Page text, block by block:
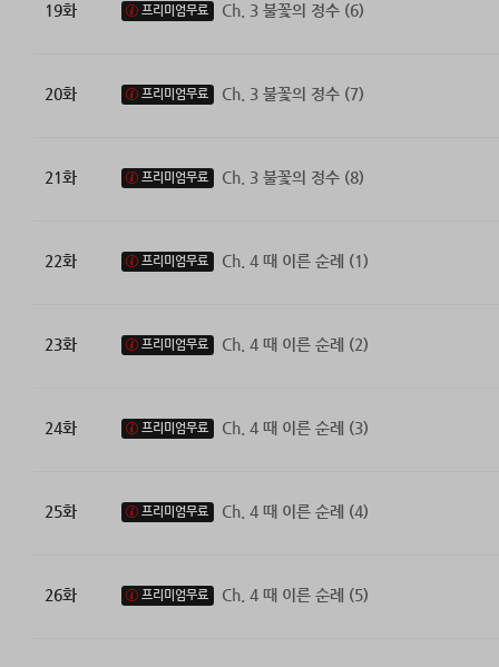
19화 프리미엄무료 Ch. 3 불꽃의 정수 (6)
20화 프리미엄무료 Ch. 3 불꽃의 정수 (7)
21화 프리미엄무료 Ch. 3 불꽃의 정수 (8)
22화 프리미엄무료 Ch. 4 때 이른 순례 (1)
23화 프리미엄무료 Ch. 4 때 이른 순례 (2)
24화 프리미엄무료 Ch. 4 때 이른 순례 (3)
25화 프리미엄무료 Ch. 4 때 이른 순례 (4)
26화 프리미엄무료 Ch. 4 때 이른 순례 (5)